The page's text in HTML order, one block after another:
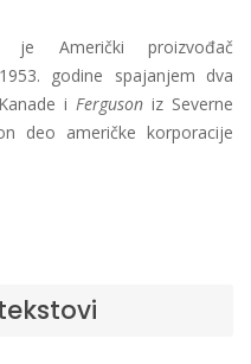
je Američki proizvođač
godine spajanjem dva
i Fergusoniz Severne
deo američke korporacije